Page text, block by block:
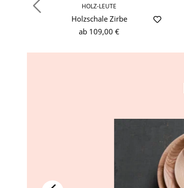
HOLZ-LEUTE
Holzschale Zirbe
ab 109,00 €